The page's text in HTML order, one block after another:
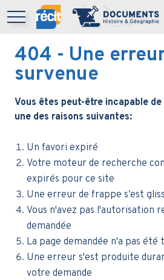
Aller au contenu principal
404 - Une
survenue
Vous êtes peut-être incapable
une des raisons suivantes:
Un favori expiré
Votre moteur de recherche
expirés pour ce site
Une erreur de frappe s’est
Vous n'avez pas l'autorisation
demandée
La page demandée n'a pas été
Une erreur s'est produite
votre demande